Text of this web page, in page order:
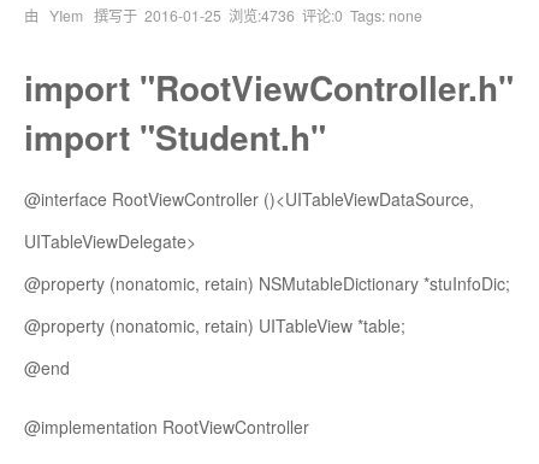
由 YIem 撰写于 2016-01-25 浏览:4736 评论:0 Tags: none
import "RootViewController.h"
import "Student.h"
@interface RootViewController ()<UITableViewDataSource,
UITableViewDelegate>
@property (nonatomic, retain) NSMutableDictionary *stuInfoDic;
@property (nonatomic, retain) UITableView *table;
@end
@implementation RootViewController